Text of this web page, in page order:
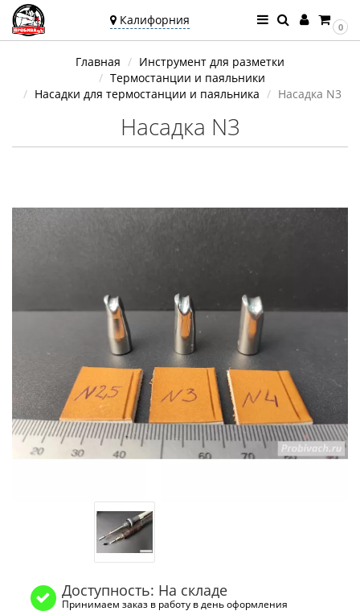
Калифорния
Калифорния
Угадали?
0
Главная
Инструмент для разметки
Термостанции и паяльники
Насадки для термостанции и паяльника
Насадка N3
Насадка N3
Доступность: На складе
Принимаем заказ в работу в день оформления